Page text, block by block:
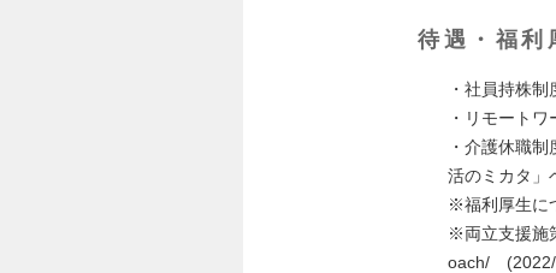
待遇・福利
・社員持株
・リモート
・介護休職
活のミカタ」
※福利厚生に
※両立支援施
oach/ (2022/